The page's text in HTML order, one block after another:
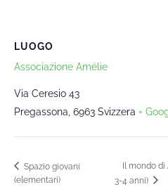
LUOGO
Associazione Amélie
Via Ceresio 43
Pregassona 6963 Svizzera +
Spazio giovani
(elementari)
Il mondo
3-4 anni)